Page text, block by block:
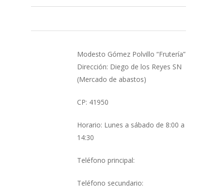
Modesto Gómez Polvillo “Frutería”
Dirección: Diego de los Reyes SN
(Mercado de abastos)
CP: 41950
Horario: Lunes a sábado de 8:00 a
14:30
Teléfono principal:
Teléfono secundario: